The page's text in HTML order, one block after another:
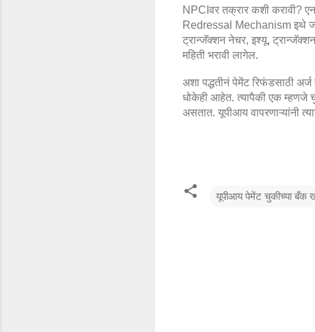
NPCI वर तक्रार कशी करावी?
Redressal Mechanism इथे
ट्रान्जॅक्शन नेचर, इश्यू,
महिती भरावी लागेल.
अशा पद्धतीनं पेमेंट रिफंडसाठी
धोकेही आहेत. त्यापैकी एक म्हणजे
असतात. यूपीआय वापरणाऱ्यांनी
यूपीआय पेमेंट चुकीच्या बँक